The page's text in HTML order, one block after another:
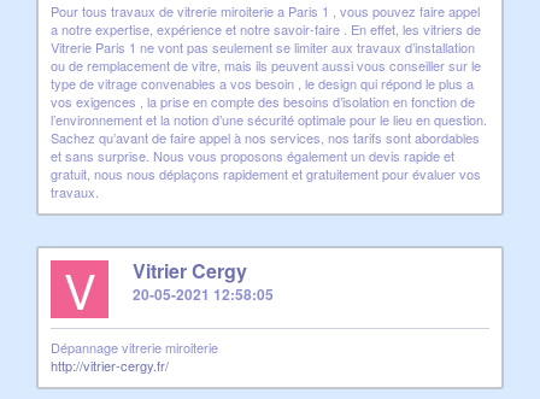
Pour tous travaux de vitrerie miroiterie a Paris 1 , vous pouvez faire appel
a notre expertise, expérience et notre savoir-faire . En effet, les vitriers de
Vitrerie Paris 1 ne vont pas seulement se limiter aux travaux d’installation
ou de remplacement de vitre, mais ils peuvent aussi vous conseiller sur le
type de vitrage convenables a vos besoin , le design qui répond le plus a
vos exigences , la prise en compte des besoins d’isolation en fonction de
l’environnement et la notion d’une sécurité optimale pour le lieu en question.
Sachez qu’avant de faire appel à nos services, nos tarifs sont abordables
et sans surprise. Nous vous proposons également un devis rapide et
gratuit, nous nous déplaçons rapidement et gratuitement pour évaluer vos
travaux.
V Vitrier Cergy
20-05-2021 12:58:05
Dépannage vitrerie miroiterie
http://vitrier-cergy.fr/